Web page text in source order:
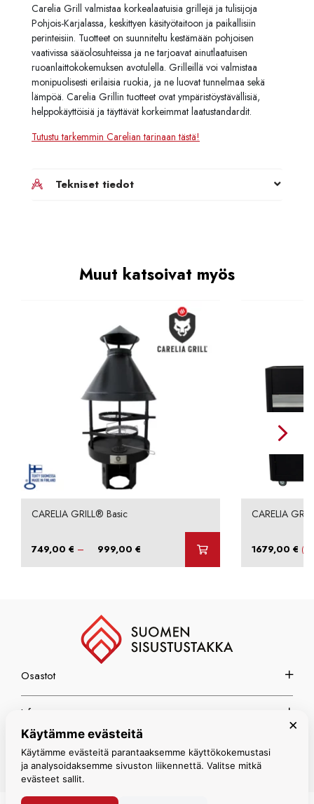
Carelia Grill valmistaa korkealaatuisia grillejä ja tulisijoja
Pohjois-Karjalassa, keskittyen käsityötaitoon ja paikallisiin
perinteisiin. Tuotteet on suunniteltu kestämään pohjoisen
vaativissa sääolosuhteissa ja ne tarjoavat ainutlaatuisen
ruoanlaittokokemuksen avotulella. Grilleillä voi valmistaa
monipuolisesti erilaisia ruokia, ja ne luovat tunnelmaa sekä
lämpöä. Carelia Grillin tuotteet ovat ympäristöystävällisiä,
helppokäyttöisiä ja täyttävät korkeimmat laatustandardit.
Tutustu tarkemmin Carelian tarinaan tästä!
Tekniset tiedot
Muut katsoivat myös
CARELIA GRILL® Basic
749,00€ – 999,00€
CARELIA
1679,00 €
Osastot
Info
Espoon myymälä
×
Käytämme evästeitä
Käytämme evästeitä parantaaksemme käyttökokemustasi
ja analysoidaksemme sivuston liikennettä. Valitse mitkä
evästeet sallit.